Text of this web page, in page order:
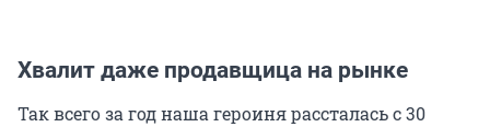
Хвалит даже продавщица на рынке
Так всего за год наша героиня рассталась с 30